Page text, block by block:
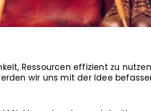
Ressourcen effizient zu
wir uns mit der Idee